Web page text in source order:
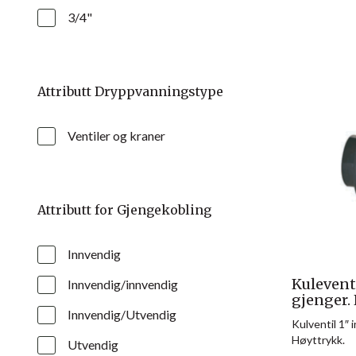
3/4"
Attributt Dryppvanningstype
Ventiler og kraner
Attributt for Gjengekobling
Innvendig
Innvendig/innvendig
Innvendig/Utvendig
Utvendig
Kulventil 1″
Høyttrykk.